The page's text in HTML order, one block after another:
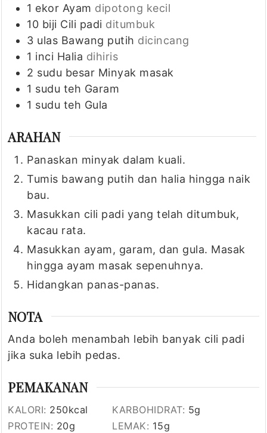
1 ekor Ayam dipotong kecil
10 biji Cili padi ditumbuk
3 ulas Bawang putih dicincang
1 inci Halia dihiris
2 sudu besar Minyak masak
1 sudu teh Garam
1 sudu teh Gula
ARAHAN
Panaskan minyak dalam kuali.
Tumis bawang putih dan halia hingga naik
bau.
Masukkan cili padi yang telah ditumbuk,
kacau rata.
Masukkan ayam, garam, dan gula. Masak
hingga ayam masak sepenuhnya.
Hidangkan panas-panas.
NOTA
Anda boleh menambah lebih banyak cili padi
jika suka lebih pedas.
PEMAKANAN
KALORI: 250kcal KARBOHIDRAT: 5g
PROTEIN: 20g LEMAK: 15g